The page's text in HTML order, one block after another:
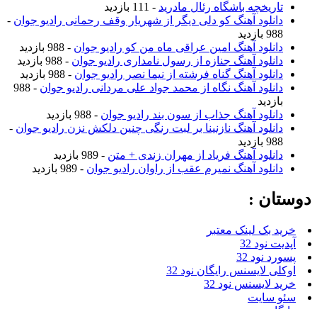
تاریخچه باشگاه رئال مادرید - 111 بازدید
دانلود آهنگ کو دلی دیگر از شهریار وقف رحمانی رادیو جوان -
988 بازدید
دانلود آهنگ امین عراقی ماه من کو رادیو جوان - 988 بازدید
دانلود آهنگ جنازه از رسول نامداری رادیو جوان - 988 بازدید
دانلود آهنگ گناه فرشته از نیما نصر رادیو جوان - 988 بازدید
دانلود آهنگ نگاه از محمد جواد علی مردانی رادیو جوان
- 988
بازدید
دانلود آهنگ جذاب از سون بند رادیو جوان - 988 بازدید
دانلود آهنگ نازنینا بر لبت رنگی چنین دلکش نزن رادیو جوان -
988 بازدید
دانلود آهنگ فریاد از مهران زندی + متن - 989 بازدید
دانلود آهنگ نمیرم عقب از راوان رادیو جوان - 989 بازدید
دوستان :
خرید بک لینک معتبر
آپدیت نود 32
پسورد نود 32
اوکلی لایسنس رایگان نود 32
خرید لایسنس نود 32
سئو سایت